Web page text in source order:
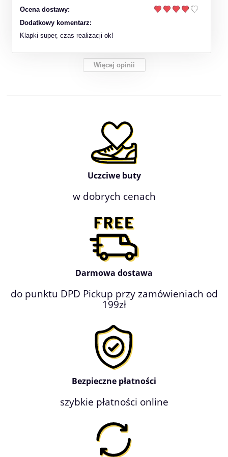
Ocena dostawy:
Dodatkowy komentarz:
Klapki super, czas realizacji ok!
Więcej opinii
Uczciwe buty
w dobrych cenach
Darmowa dostawa
do punktu DPD Pickup przy zamówieniach od
199zł
Bezpieczne płatności
szybkie płatności online